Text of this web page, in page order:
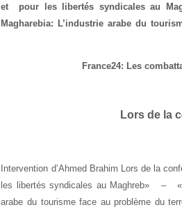
et pour les libertés syndicales au
Magharebia: L’industrie arabe du
France24: Les
Lors de la
Intervention d’Ahmed Brahim Lors de la
les libertés syndicales au Maghreb» – «
arabe du tourisme face au problème du